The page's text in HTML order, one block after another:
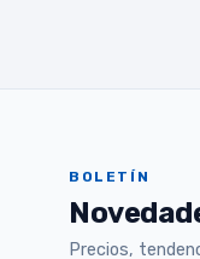
BOLETÍN
Precios,